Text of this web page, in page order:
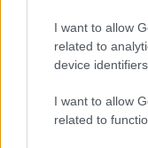
I want to allow
related to
device
I want to allow
related to
Τα αστεία
τολμηρά, και
αλλά και την